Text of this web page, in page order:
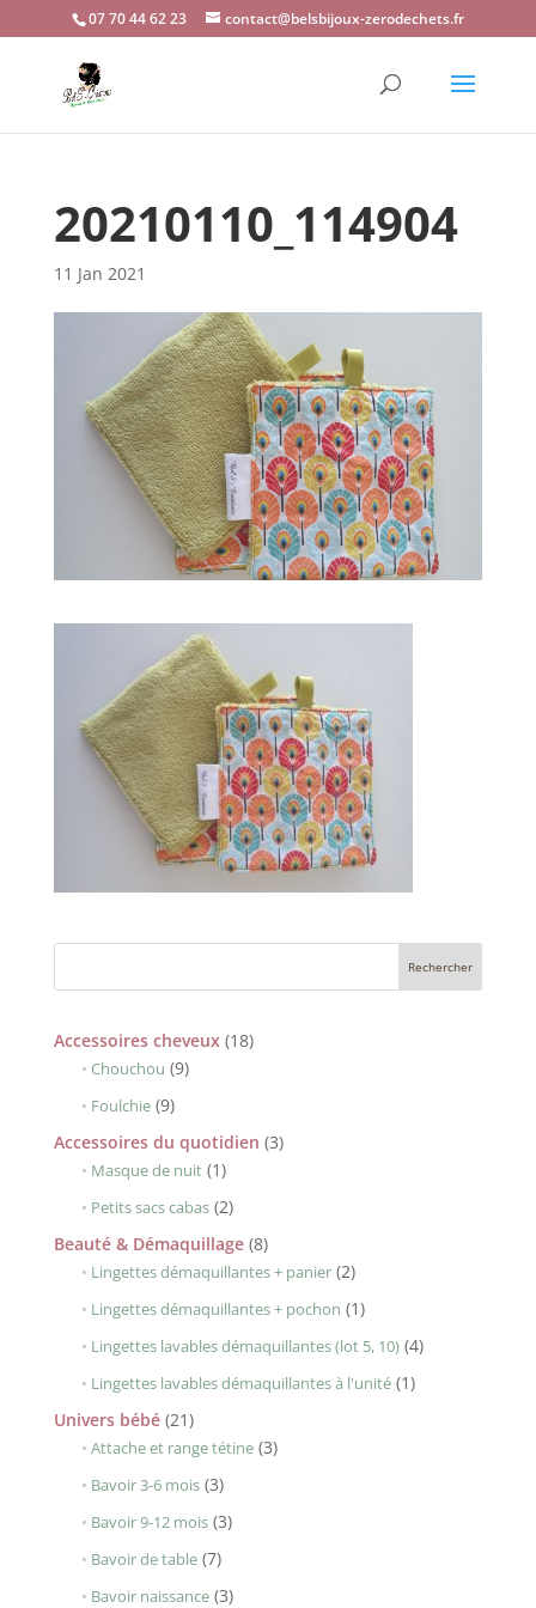
07 70 44 62 23 contact@belsbijoux-zerodechets.fr
20210110_114904
11 Jan 2021
Accessoires cheveux 1818
Chouchou 99
Foulchie 99
produits
Accessoires du quotidien 33
Masque de nuit 11
produit
Petits sacs cabas 22
produits
Beauté & Démaquillage 88
produits
Lingettes démaquillantes + panier 22
produits
Lingettes démaquillantes + pochon 11
produit
Lingettes lavables démaquillantes (lot 5, 10) 44
Lingettes lavables démaquillantes à l'unité 11
Univers bébé 2121
produits
Attache et range tétine 33
Bavoir 3-6 mois 33
produits
Bavoir 9-12 mois 33
Bavoir de table 77
produits
Bavoir naissance 33